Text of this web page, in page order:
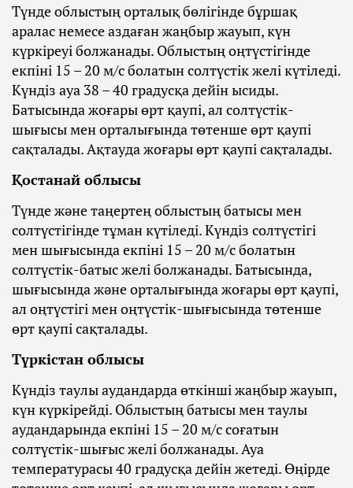
Түнде облыстың орталық бөлігінде бұршақ
аралас немесе аздаған жаңбыр жауып, күн
күркіреуі болжанады. Облыстың оңтүстігінде
екпіні 15 – 20 м/с болатын солтүстік желі күтіледі.
Күндіз ауа 38 – 40 градусқа дейін ысиды.
Батысында жоғары өрт қаупі, ал солтүстік-
шығысы мен орталығында төтенше өрт қаупі
сақталады. Ақтауда жоғары өрт қаупі сақталады.
Қостанай облысы
Түнде және таңертең облыстың батысы мен
солтүстігінде тұман күтіледі. Күндіз солтүстігі
мен шығысында екпіні 15 – 20 м/с болатын
солтүстік-батыс желі болжанады. Батысында,
шығысында және орталығында жоғары өрт қаупі,
ал оңтүстігі мен оңтүстік-шығысында төтенше
өрт қаупі сақталады.
Түркістан облысы
Күндіз таулы аудандарда өткінші жаңбыр жауып,
күн күркірейді. Облыстың батысы мен таулы
аудандарында екпіні 15 – 20 м/с соғатын
солтүстік-шығыс желі болжанады. Ауа
температурасы 40 градусқа дейін жетеді. Өңірде